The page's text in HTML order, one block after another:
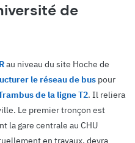
de
au niveau du site Hoche de
le réseau de bus pour
de la ligne T2. Il reliera
Le premier tronçon est
la gare centrale au CHU
en travaux, devra